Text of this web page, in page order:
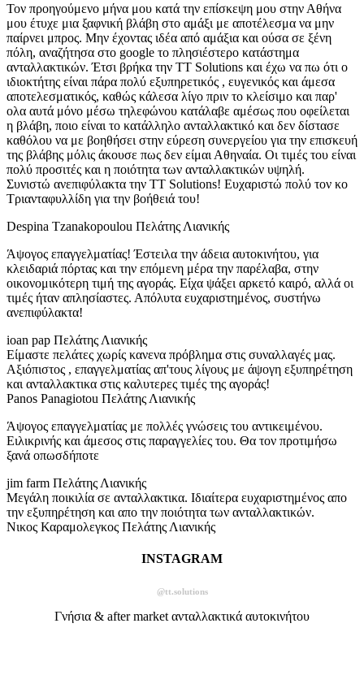
Τον προηγούμενο μήνα μου κατά την επίσκεψη μου στην Αθήνα
μου έτυχε μια ξαφνική βλάβη στο αμάξι με αποτέλεσμα να μην
παίρνει μπρος. Μην έχοντας ιδέα από αμάξια και ούσα σε ξένη
πόλη, αναζήτησα στο google το πλησιέστερο κατάστημα
ανταλλακτικών. Έτσι βρήκα την TT Solutions και έχω να πω ότι ο
ιδιοκτήτης είναι πάρα πολύ εξυπηρετικός , ευγενικός και άμεσα
αποτελεσματικός, καθώς κάλεσα λίγο πριν το κλείσιμο και παρ'
ολα αυτά μόνο μέσω τηλεφώνου κατάλαβε αμέσως που οφείλεται
η βλάβη, ποιο είναι το κατάλληλο ανταλλακτικό και δεν δίστασε
καθόλου να με βοηθήσει στην εύρεση συνεργείου για την επισκευή
της βλάβης μόλις άκουσε πως δεν είμαι Αθηναία. Οι τιμές του είναι
πολύ προσιτές και η ποιότητα των ανταλλακτικών υψηλή.
Συνιστώ ανεπιφύλακτα την TT Solutions! Ευχαριστώ πολύ τον κο
Τριανταφυλλίδη για την βοήθειά του!
Despina Tzanakopoulou Πελάτης Λιανικής
Άψογος επαγγελματίας! Έστειλα την άδεια αυτοκινήτου, για
κλειδαριά πόρτας και την επόμενη μέρα την παρέλαβα, στην
οικονομικότερη τιμή της αγοράς. Είχα ψάξει αρκετό καιρό, αλλά οι
τιμές ήταν απλησίαστες. Απόλυτα ευχαριστημένος, συστήνω
ανεπιφύλακτα!
ioan pap Πελάτης Λιανικής
Είμαστε πελάτες χωρίς κανενα πρόβλημα στις συναλλαγές μας.
Αξιόπιστος , επαγγελματίας απ'τους λίγους με άψογη εξυπηρέτηση
και ανταλλακτικα στις καλυτερες τιμές της αγοράς!
Panos Panagiotou Πελάτης Λιανικής
Άψογος επαγγελματίας με πολλές γνώσεις του αντικειμένου.
Ειλικρινής και άμεσος στις παραγγελίες του. Θα τον προτιμήσω
ξανά οπωσδήποτε
jim farm Πελάτης Λιανικής
Μεγάλη ποικιλία σε ανταλλακτικα. Ιδιαίτερα ευχαριστημένος απο
την εξυπηρέτηση και απο την ποιότητα των ανταλλακτικών.
Νικος Καραμολεγκος Πελάτης Λιανικής
INSTAGRAM
@tt.solutions
Γνήσια & after market ανταλλακτικά αυτοκινήτου